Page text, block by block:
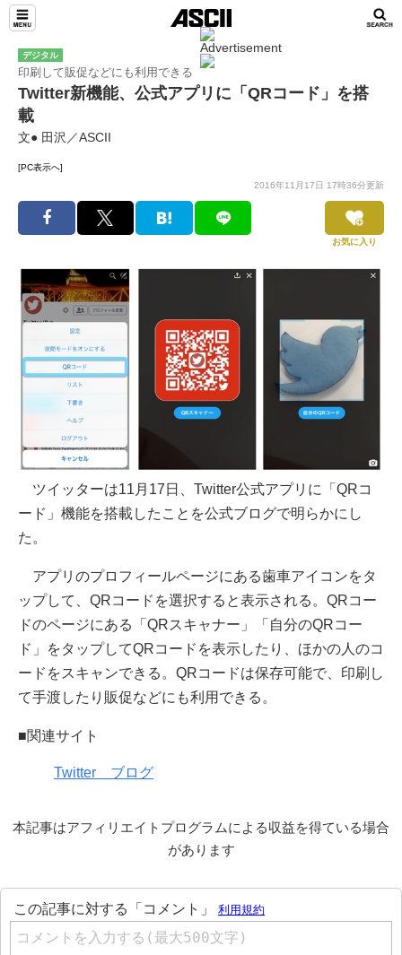
デジタル
印刷して販促などにも利用できる
Twitter新機能、公式アプリに「QRコード」を搭
載
文● 田沢／ASCII
[PC表示へ]
2016年11月17日 17時36分更新
お気に入り
ツイッターは11月17日、Twitter公式アプリに「QRコ
ード」機能を搭載したことを公式ブログで明らかにし
た。
アプリのプロフィールページにある歯車アイコンをタ
ップして、QRコードを選択すると表示される。QRコー
ドのページにある「QRスキャナー」「自分のQRコー
ド」をタップしてQRコードを表示したり、ほかの人のコ
ードをスキャンできる。QRコードは保存可能で、印刷し
て手渡したり販促などにも利用できる。
■関連サイト
Twitter ブログ
本記事はアフィリエイトプログラムによる収益を得ている場合
があります